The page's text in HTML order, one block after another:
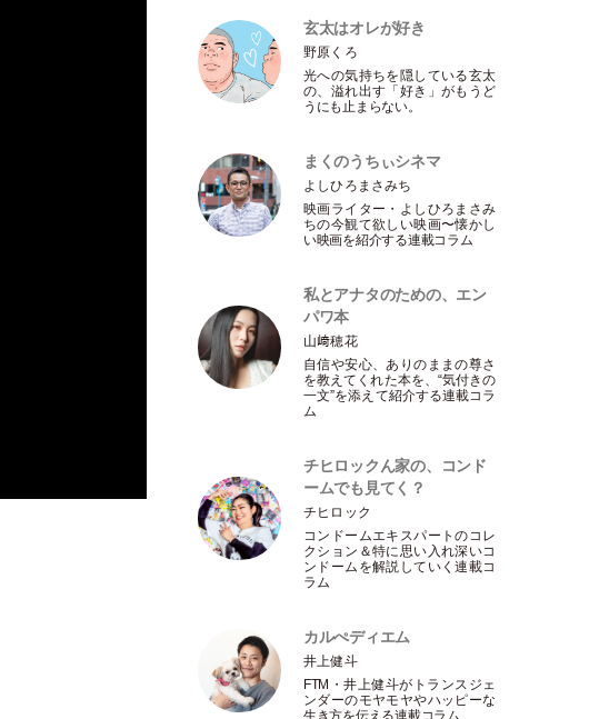
玄太はオレが好き
野原くろ
光への気持ちを隠している玄太
の、溢れ出す 「好き 」がもうど
うにも止まらない。
まくのうちぃシネマ
よしひろまさみち
映画ライター ・ よしひろまさみ
ちの今観て欲しい映画〜懐かし
い映画を紹介する連載コラム
私とアナタのための、エン
パワ本
山﨑穂花
自信や安心、ありのままの尊さ
を教えてくれた本を、“気付きの
一文”を添えて紹介する連載コラ
ム
チヒロックん家の、コンド
ームでも見てく？
チヒロック
コンドームエキスパートのコレ
クション＆特に思い入れ深いコ
ンドームを解説していく連載コ
ラム
カルぺディエム
井上健斗
FTM ・井上健斗がトランスジェ
ンダーのモヤモヤやハッピーな
生き方を伝える連載コラム